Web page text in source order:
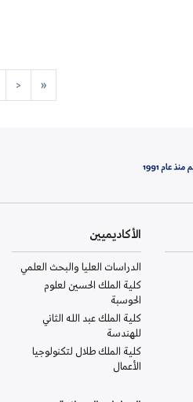
«
<
الأكاديميين
الدراسات العليا والبحث العلمي
كلية الملك الحسين لعلوم
الحوسبة
كلية الملك عبد الله الثاني
للهندسة
كلية الملك طلال لتكنولوجيا
الأعمال